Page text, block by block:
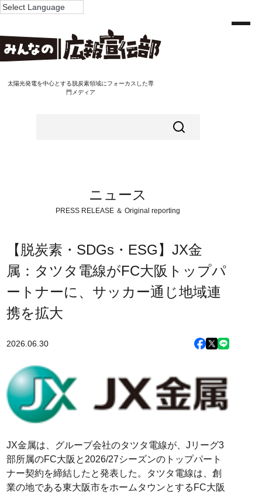
太陽光発電を中心とする脱炭素領域にフォーカスした専
門メディア
ニュース
PRESS RELEASE ＆ Original reporting
【脱炭素・SDGs・ESG】JX金
属：タツタ電線がFC大阪トップパ
ートナーに、サッカー通じ地域連
携を拡大
2026.06.30
JX金属は、グループ会社のタツタ電線が、Jリーグ3
部所属のFC大阪と2026/27シーズンのトップパート
ナー契約を締結したと発表した。タツタ電線は、創
業の地である東大阪市をホームタウンとするFC大阪